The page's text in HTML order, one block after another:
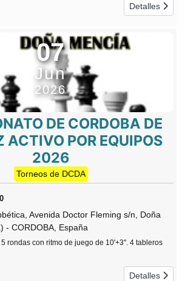
Detalles
07
Jun
2026
DE CORDOBA DE
ACTIVO POR EQUIPOS
2026
Torneos de DCDA
Avenida Doctor Fleming s/n, Doña
- CORDOBA, España
rondas con ritmo de juego de 10'+3''. 4 tableros
Detalles